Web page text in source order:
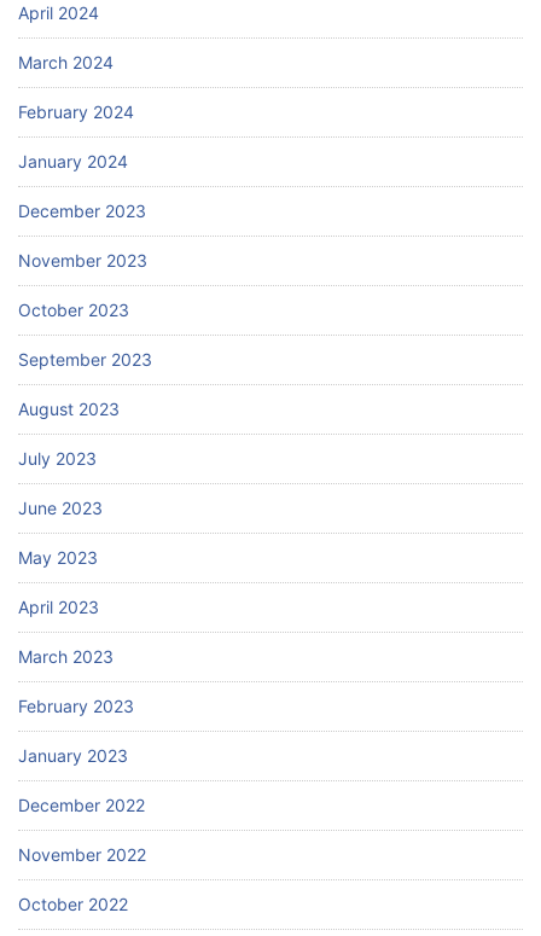
April 2024
March 2024
February 2024
January 2024
December 2023
November 2023
October 2023
September 2023
August 2023
July 2023
June 2023
May 2023
April 2023
March 2023
February 2023
January 2023
December 2022
November 2022
October 2022